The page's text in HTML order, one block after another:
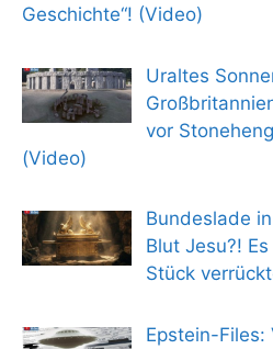
Geschichte“! (Video)
Uraltes
vor
(Video)
Bundeslade
Blut Jesu?!
Stück
Epstein-Files: